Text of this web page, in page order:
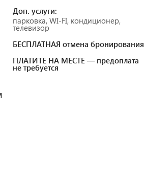
Доп. услуги:
парковка, WI-FI, кондиционер,
телевизор
БЕСПЛАТНАЯ отмена бронирования
ПЛАТИТЕ НА МЕСТЕ — предоплата
не требуется